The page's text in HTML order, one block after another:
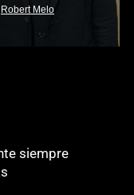
Robert Melo
siempre